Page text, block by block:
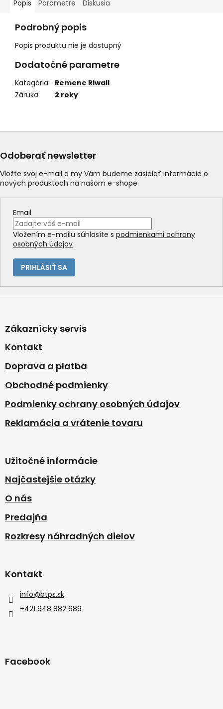
Popis Parametre Diskusia
Podrobný popis
Popis produktu nie je dostupný
Dodatočné parametre
Kategória: Remene Riwall
Záruka: 2 roky
Odoberať newsletter
Vložte svoj e-mail a my Vám budeme zasielať informácie o
nových produktoch na našom e-shope.
Email
Vložením e-mailu súhlasíte s podmienkami ochrany
osobných údajov
PRIHLÁSIŤ SA
p
ä
e
Zákaznícky servis
Kontakt
Doprava a platba
Obchodné podmienky
Podmienky ochrany osobných údajov
Reklamácia a vrátenie tovaru
Užitočné informácie
Najčastejšie otázky
O nás
Predajňa
Rozkresy náhradných dielov
Kontakt
info@btps.sk
+421 948 882 689
Facebook